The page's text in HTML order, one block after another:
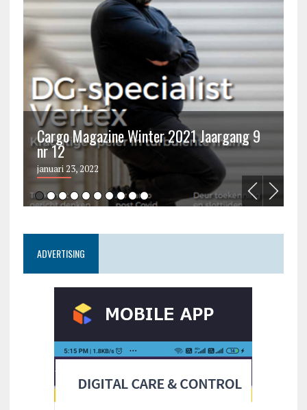
Cargo Magazine Winter 2021 Jaargang 9
nr 12
januari 23, 2022
ADVERTISING